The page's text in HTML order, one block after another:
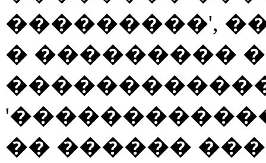
���������',
� ���������
�� ������